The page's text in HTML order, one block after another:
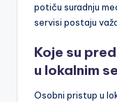
potiču suradnju
servisi postaju
Koje su
u lokalnim
Osobni pristup u